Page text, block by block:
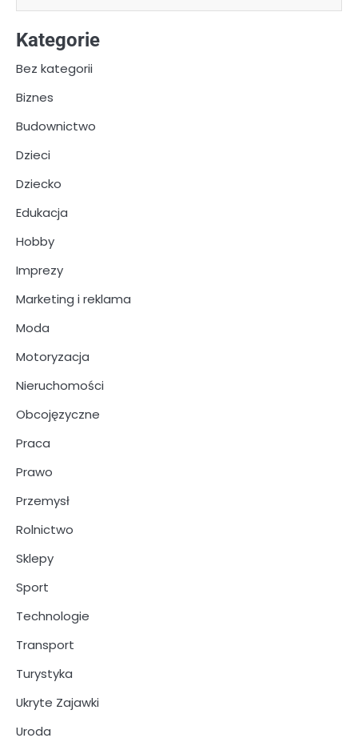
Kategorie
Bez kategorii
Biznes
Budownictwo
Dzieci
Dziecko
Edukacja
Hobby
Imprezy
Marketing i reklama
Moda
Motoryzacja
Nieruchomości
Obcojęzyczne
Praca
Prawo
Przemysł
Rolnictwo
Sklepy
Sport
Technologie
Transport
Turystyka
Ukryte Zajawki
Uroda